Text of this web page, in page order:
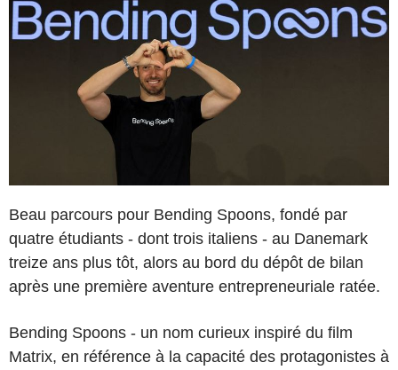
Beau parcours pour Bending Spoons, fondé par
quatre étudiants - dont trois italiens - au Danemark
treize ans plus tôt, alors au bord du dépôt de bilan
après une première aventure entrepreneuriale ratée.
Bending Spoons - un nom curieux inspiré du film
Matrix, en référence à la capacité des protagonistes à